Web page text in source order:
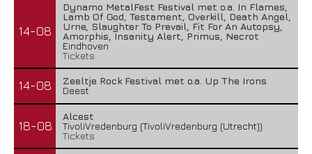
14-08
Dynamo MetalFest Festival met o.a. In Flames,
Lamb Of God, Testament, Overkill, Death Angel,
Urne, Slaughter To Prevail, Fit For An Autopsy,
Amorphis, Insanity Alert, Primus, Necrot
Eindhoven
Tickets
14-08
Zeeltje Rock Festival met o.a. Up The Irons
Deest
18-08
Alcest
TivoliVredenburg (TivoliVredenburg (Utrecht))
Tickets